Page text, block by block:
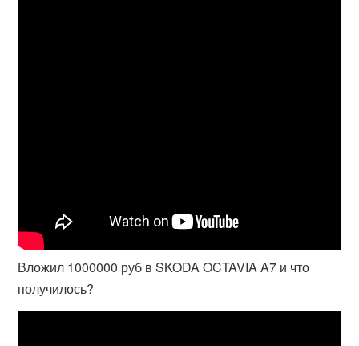
Вложил 1000000 руб в SKODA OCTAVIA A7 и что
получилось?